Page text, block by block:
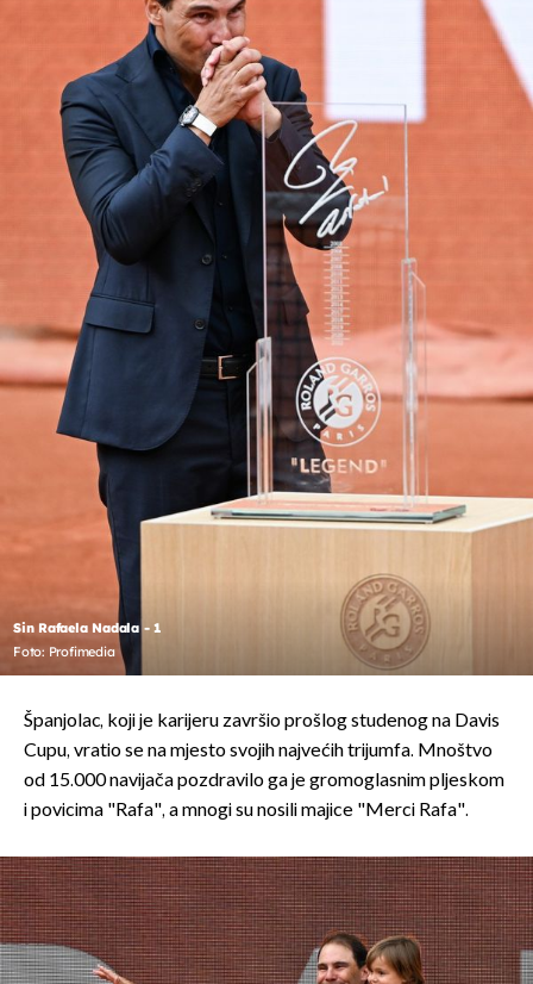
Sin Rafaela Nadala - 1
Foto: Profimedia
Španjolac, koji je karijeru završio prošlog studenog na Davis
Cupu, vratio se na mjesto svojih najvećih trijumfa. Mnoštvo
od 15.000 navijača pozdravilo ga je gromoglasnim pljeskom
i povicima "Rafa", a mnogi su nosili majice "Merci Rafa".